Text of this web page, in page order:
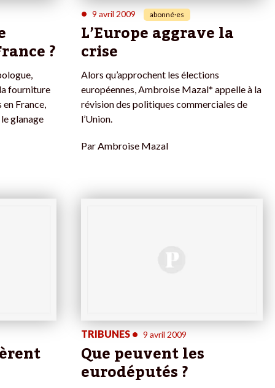
?
fourniture
France,
glanage
• 9 avril 2009 abonné·es
L’Europe aggrave la
crise
Alors qu’approchent les élections
européennes, Ambroise Mazal* appelle à la
révision des politiques commerciales de
l’Union.
ParAmbroise Mazal
TRIBUNES • 9 avril 2009
Que peuvent les
eurodéputés ?